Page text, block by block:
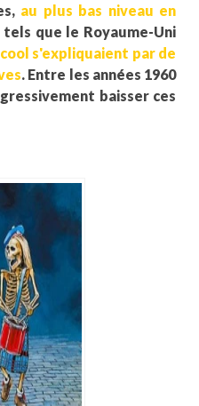
au plus bas niveau en
que le Royaume-Uni
s'expliquaient par de
. Entre les années 1960
baisser ces